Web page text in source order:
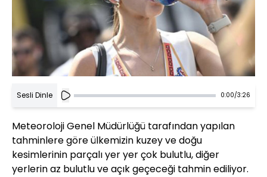
Sesli Dinle 0:00/3:26
Meteoroloji Genel Müdürlüğü tarafından yapılan
tahminlere göre ülkemizin kuzey ve doğu
kesimlerinin parçalı yer yer çok bulutlu, diğer
yerlerin az bulutlu ve açık geçeceği tahmin ediliyor.